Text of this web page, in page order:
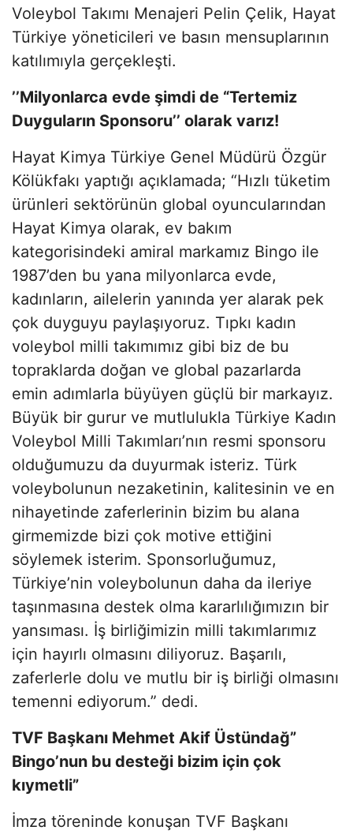
Voleybol Takımı Menajeri Pelin Çelik, Hayat
Türkiye yöneticileri ve basın mensuplarının
katılımıyla gerçekleşti.
’’Milyonlarca evde şimdi de “Tertemiz
Duyguların Sponsoru’’ olarak varız!
Hayat Kimya Türkiye Genel Müdürü Özgür
Kölükfakı yaptığı açıklamada; “Hızlı tüketim
ürünleri sektörünün global oyuncularından
Hayat Kimya olarak, ev bakım
kategorisindeki amiral markamız Bingo ile
1987’den bu yana milyonlarca evde,
kadınların, ailelerin yanında yer alarak pek
çok duyguyu paylaşıyoruz. Tıpkı kadın
voleybol milli takımımız gibi biz de bu
topraklarda doğan ve global pazarlarda
emin adımlarla büyüyen güçlü bir markayız.
Büyük bir gurur ve mutlulukla Türkiye Kadın
Voleybol Milli Takımları’nın resmi sponsoru
olduğumuzu da duyurmak isteriz. Türk
voleybolunun nezaketinin, kalitesinin ve en
nihayetinde zaferlerinin bizim bu alana
girmemizde bizi çok motive ettiğini
söylemek isterim. Sponsorluğumuz,
Türkiye’nin voleybolunun daha da ileriye
taşınmasına destek olma kararlılığımızın bir
yansıması. İş birliğimizin milli takımlarımız
için hayırlı olmasını diliyoruz. Başarılı,
zaferlerle dolu ve mutlu bir iş birliği olmasını
temenni ediyorum.” dedi.
TVF Başkanı Mehmet Akif Üstündağ”
Bingo’nun bu desteği bizim için çok
kıymetli”
İmza töreninde konuşan TVF Başkanı